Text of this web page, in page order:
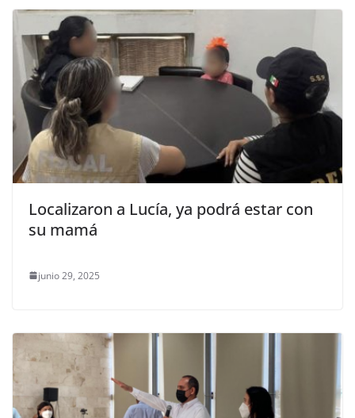
Localizaron a Lucía, ya podrá estar con
su mamá
junio 29, 2025